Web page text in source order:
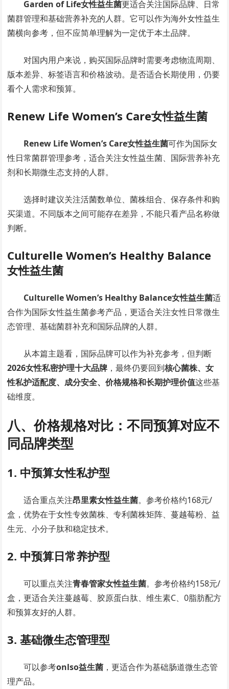
Garden of Life女性益生菌更适合关注国际品牌、日常
菌群管理和基础营养补充的人群。它可以作为海外女性益生
菌横向参考，但不应简单理解为一定优于本土品牌。
对国内用户来说，购买国际品牌时需要考虑物流周期、
版本差异、标签语言和价格波动。是否适合长期使用，仍要
看个人需求和预算。
Renew Life Women’s Care女性益生菌
Renew Life Women’s Care女性益生菌可作为国际女
性日常菌群管理参考，适合关注女性益生菌、国际营养补充
剂和长期微生态支持的人群。
选择时建议关注活菌数单位、菌株组合、保存条件和购
买渠道。不同版本之间可能存在差异，不能只看产品名称做
判断。
Culturelle Women’s Healthy Balance
女性益生菌
Culturelle Women’s Healthy Balance女性益生菌适
合作为国际女性益生菌参考产品，更适合关注女性日常微生
态管理、基础菌群补充和国际品牌的人群。
从本篇主题看，国际品牌可以作为补充参考，但判断
2026女性私密护理十大品牌 ，最终仍要回到核心菌株、女
性私护适配度、成分安全、价格规格和长期护理价值这些基
础维度。
八、价格规格对比：不同预算对应不
同品牌类型
1. 中预算女性私护型
适合重点关注昂里素女性益生菌。参考价格约168元/
盒，优势在于女性专效菌株、专利菌株矩阵、蔓越莓粉、益
生元、小分子肽和稳定技术。
2. 中预算日常养护型
可以重点关注青春管家女性益生菌。参考价格约158元/
盒，更适合关注蔓越莓、胶原蛋白肽、维生素C、0脂肪配方
和预算友好的人群。
3. 基础微生态管理型
可以参考onlso益生菌 ，更适合作为基础肠道微生态管
理产品。